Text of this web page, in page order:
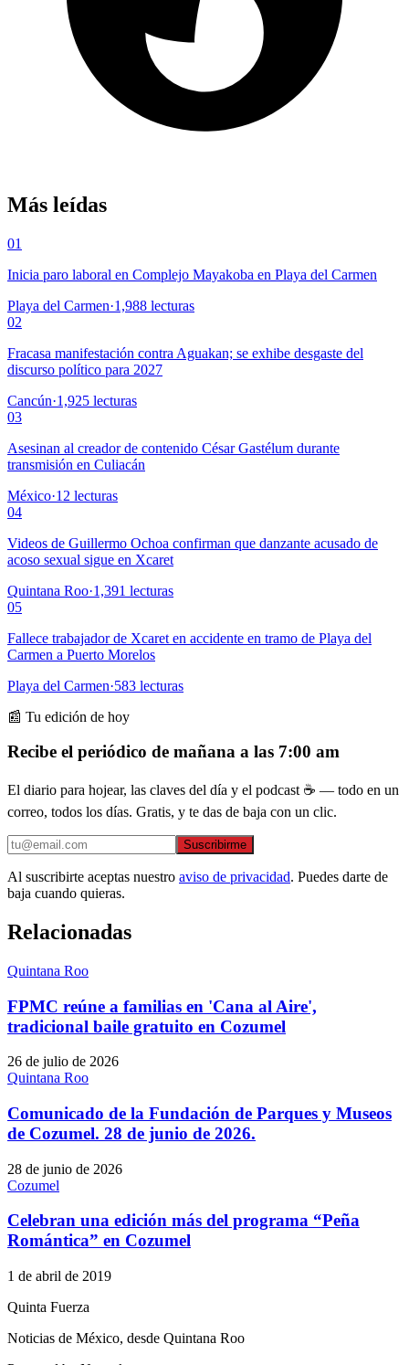
Más leídas
01
Inicia paro laboral en Complejo Mayakoba en Playa del Carmen
Playa del Carmen·1,988 lecturas
02
Fracasa manifestación contra Aguakan; se exhibe desgaste del
discurso político para 2027
Cancún·1,925 lecturas
03
Asesinan al creador de contenido César Gastélum durante
transmisión en Culiacán
México·12 lecturas
04
Videos de Guillermo Ochoa confirman que danzante acusado de
acoso sexual sigue en Xcaret
Quintana Roo·1,391 lecturas
05
Fallece trabajador de Xcaret en accidente en tramo de Playa del
Carmen a Puerto Morelos
Playa del Carmen·583 lecturas
📰 Tu edición de hoy
Recibe el periódico de mañana a las 7:00 am
El diario para hojear, las claves del día y el podcast ☕ — todo en un
correo, todos los días. Gratis, y te das de baja con un clic.
Suscribirme
Al suscribirte aceptas nuestro aviso de privacidad. Puedes darte de
baja cuando quieras.
Relacionadas
Quintana Roo
FPMC reúne a familias en 'Cana al Aire',
tradicional baile gratuito en Cozumel
26 de julio de 2026
Quintana Roo
Comunicado de la Fundación de Parques y Museos
de Cozumel. 28 de junio de 2026.
28 de junio de 2026
Cozumel
Celebran una edición más del programa “Peña
Romántica” en Cozumel
1 de abril de 2019
Quinta Fuerza
Noticias de México, desde Quintana Roo